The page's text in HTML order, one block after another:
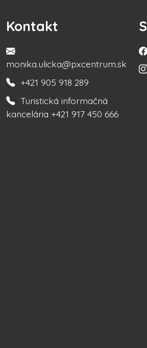
Kontakt
monika.ulicka@pxcentrum.sk
+421 905 918 289
Turistická informačná
kancelária +421 917 450 666